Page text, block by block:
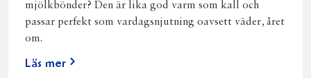
mjölkbönder? Den är lika god varm som kall och
passar perfekt som vardagsnjutning oavsett väder, året
om.
Läs mer